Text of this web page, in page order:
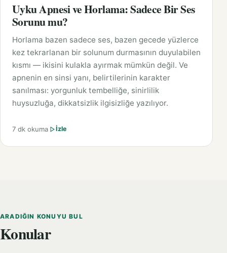
Uyku Apnesi ve Horlama: Sadece Bir Ses
Sorunu mu?
Horlama bazen sadece ses, bazen gecede yüzlerce
kez tekrarlanan bir solunum durmasının duyulabilen
kısmı — ikisini kulakla ayırmak mümkün değil. Ve
apnenin en sinsi yanı, belirtilerinin karakter
sanılması: yorgunluk tembelliğe, sinirlilik
huysuzluğa, dikkatsizlik ilgisizliğe yazılıyor.
7 dk okuma İzle
ARADIĞIN KONUYU BUL
Konular